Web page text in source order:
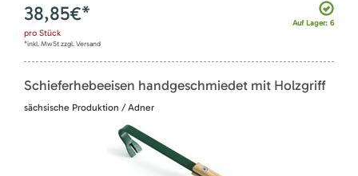
Auf Lager: 6
38,85€*
pro Stück
*inkl. MwSt zzgl. Versand
Schieferhebeeisen handgeschmiedet mit Holzgriff
sächsische Produktion / Adner